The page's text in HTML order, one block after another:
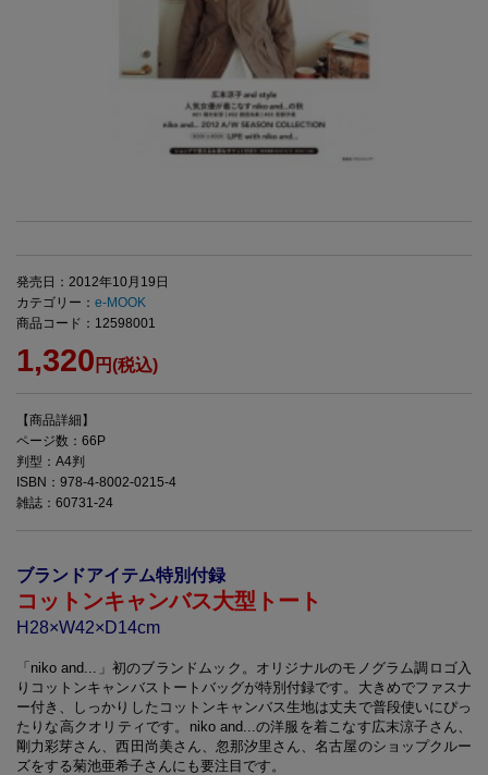
発売日：2012年10月19日
カテゴリー： e-MOOK
商品コード：12598001
1,320 円(税込)
【商品詳細】
ページ数：66P
判型：A4判
ISBN：978-4-8002-0215-4
雑誌：60731-24
ブランドアイテム特別付録
コットンキャンバス大型トート
H28×W42×D14cm
「niko and...」初のブランドムック。オリジナルのモノグラム調ロゴ入
りコットンキャンバストートバッグが特別付録です。大きめでファスナ
ー付き、しっかりしたコットンキャンバス生地は丈夫で普段使いにぴっ
たりな高クオリティです。niko and...の洋服を着こなす広末涼子さん、
剛力彩芽さん、西田尚美さん、忽那汐里さん、名古屋のショップクルー
ズをする菊池亜希子さんにも要注目です。